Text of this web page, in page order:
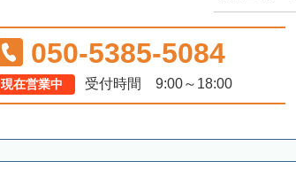
050-5385-5084
現在営業中 受付時間 9:00～18:00